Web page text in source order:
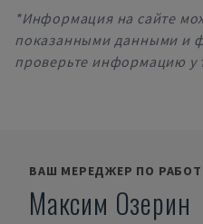
*Информация на сайте
показанными данными и
проверьте информацию у
ВАШ МЕРЕДЖЕР ПО
Максим Озерин